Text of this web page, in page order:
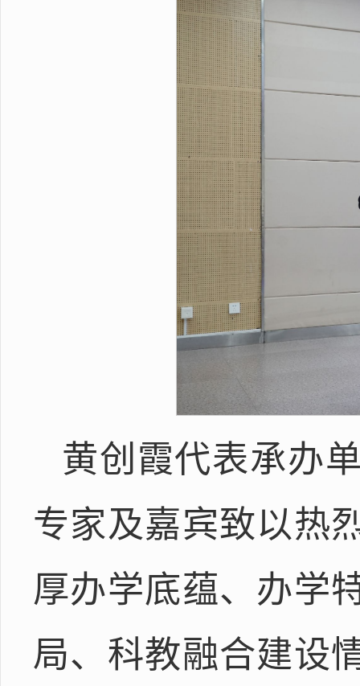
黄创霞代表承办
专家及嘉宾致以热
厚办学底蕴、办学
局、科教融合建设